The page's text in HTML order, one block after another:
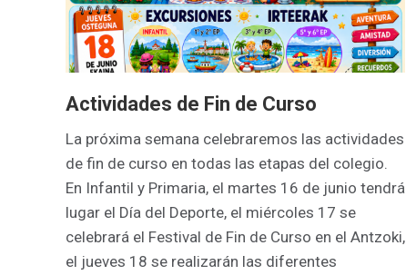
Actividades de Fin de Curso
La próxima semana celebraremos las actividades
de fin de curso en todas las etapas del colegio.
En Infantil y Primaria, el martes 16 de junio tendrá
lugar el Día del Deporte, el miércoles 17 se
celebrará el Festival de Fin de Curso en el Antzoki,
el jueves 18 se realizarán las diferentes